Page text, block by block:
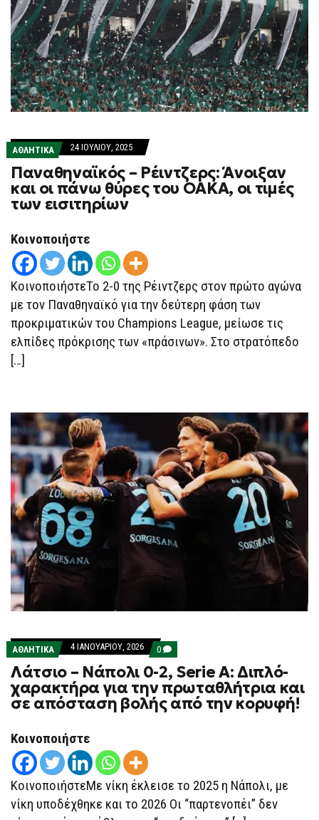
ΑΘΛΗΤΙΚΑ 24 ΙΟΥΛΊΟΥ, 2025
Παναθηναϊκός – Ρέιντζερς: Άνοιξαν
και οι πάνω θύρες του ΟΑΚΑ, οι τιμές
των εισιτηρίων
Κοινοποιήστε
ΚοινοποιήστεΤο 2-0 της Ρέιντζερς στον πρώτο αγώνα
με τον Παναθηναϊκό για την δεύτερη φάση των
προκριματικών του Champions League, μείωσε τις
ελπίδες πρόκρισης των «πράσινων». Στο στρατόπεδο
[…]
ΑΘΛΗΤΙΚΑ 4 ΙΑΝΟΥΑΡΊΟΥ, 2026 0 COMMENTS
ON
ΛΆΤΣΙΟ
–
ΝΆΠΟΛΙ
0-
2,
ΠΡΩΤΑΘΛΉΤΡΙΑ
ΚΑΙ
ΣΕ
Λάτσιο – Νάπολι 0-2, Serie A: Διπλό-
χαρακτήρα για την πρωταθλήτρια και
σε απόσταση βολής από την κορυφή!
Κοινοποιήστε
ΚοινοποιήστεΜε νίκη έκλεισε το 2025 η Νάπολι, με
νίκη υποδέχθηκε και το 2026 Οι “παρτενοπέι” δεν